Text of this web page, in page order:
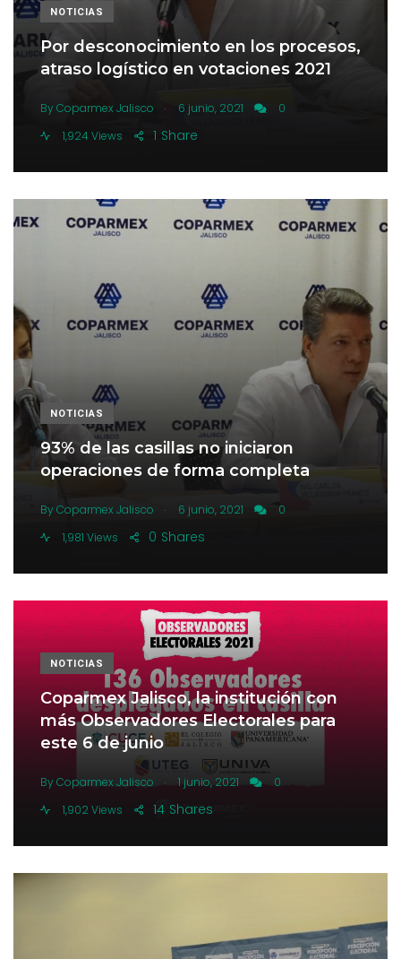
NOTICIAS
Por desconocimiento en los procesos,
atraso logístico en votaciones 2021
By Coparmex Jalisco . 6 junio, 2021
0
1,924 Views
Share
1
NOTICIAS
93% de las casillas no iniciaron
operaciones de forma completa
ByCoparmex Jalisco . 6 junio, 2021
0
1,981 Views
Shares
0
NOTICIAS
Coparmex Jalisco, la institución con
más Observadores Electorales para
este 6 de junio
By Coparmex Jalisco . 1 junio, 2021
0
1,902 Views
Shares
14